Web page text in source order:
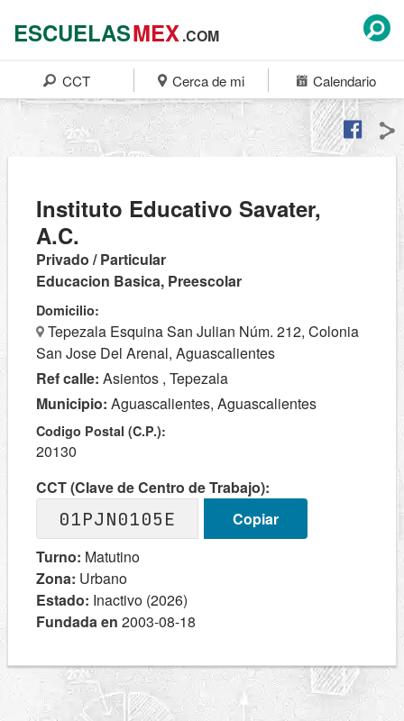
ESCUELASMEX.COM
CCT Cerca de mi Calendario
Instituto Educativo Savater,
A.C.
Privado / Particular
Educacion Basica, Preescolar
Domicilio:
Tepezala Esquina San Julian Núm. 212, Colonia
San Jose Del Arenal, Aguascalientes
Ref calle: Asientos , Tepezala
Municipio: Aguascalientes, Aguascalientes
Codigo Postal (C.P.):
20130
CCT (Clave de Centro de Trabajo):
01PJN0105E
Copiar
Turno: Matutino
Zona: Urbano
Estado: Inactivo (2026)
Fundada en 2003-08-18